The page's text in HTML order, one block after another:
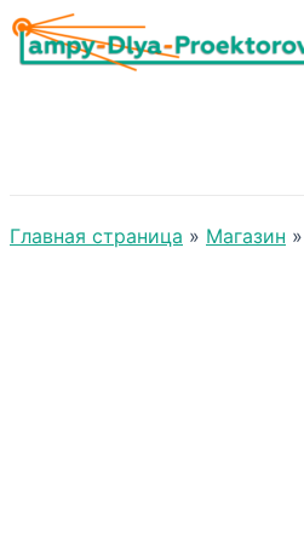
Главная страница » Магазин »